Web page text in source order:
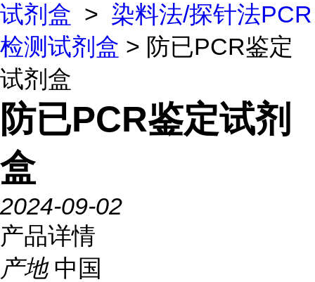
试剂盒 > 染料法/探针法PCR
检测试剂盒 > 防已PCR鉴定
试剂盒
防已PCR鉴定试剂
盒
2024-09-02
产品详情
产地 中国